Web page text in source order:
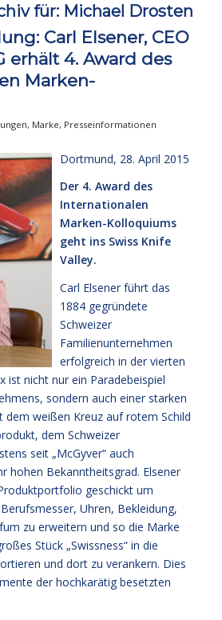
für: Michael Drosten
Carl Elsener, CEO
erhält 4. Award des
Marken-
, Marke, Presseinformationen
Dortmund, 28. April 2015
Der 4. Award des
Internationalen
Marken-Kolloquiums
geht ins Swiss Knife
Valley.
Carl Elsener führt das
1884 gegründete
Schweizer
Familienunternehmen
erfolgreich in der vierten
ist nicht nur ein Paradebeispiel
sondern auch einer starken
dem weißen Kreuz auf rotem Schild
dem Schweizer
seit „McGyver“ auch
hohen Bekanntheitsgrad. Elsener
geschickt um
Uhren, Bekleidung,
zu erweitern und so die Marke
Stück „Swissness“ in die
und dort zu verankern. Dies
der hochkarätig besetzten